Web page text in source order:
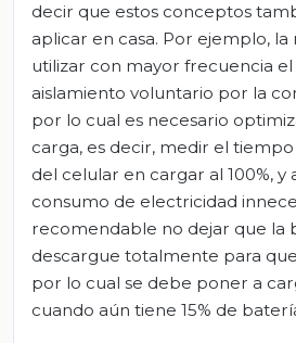
decir que estos conceptos
aplicar en casa. Por ejemplo, la
utilizar con mayor frecuencia
aislamiento voluntario por la
por lo cual es necesario
carga, es decir, medir el
del celular en cargar al 100%, y
consumo de electricidad
recomendable no dejar que la
descargue totalmente para
por lo cual se debe poner a
cuando aún tiene 15% de